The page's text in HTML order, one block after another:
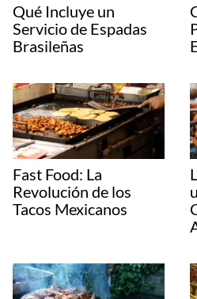
Qué Incluye un
Servicio de Espadas
Brasileñas
Fast Food: La
Revolución de los
Tacos Mexicanos